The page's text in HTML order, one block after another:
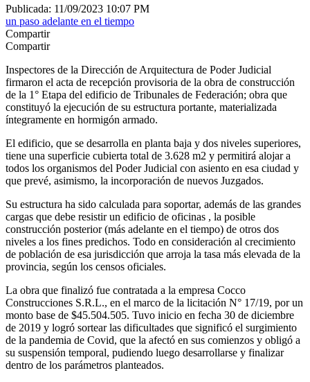
Publicada: 11/09/2023 10:07 PM
un paso adelante en el tiempo
Compartir
Compartir
Inspectores de la Dirección de Arquitectura de Poder Judicial
firmaron el acta de recepción provisoria de la obra de construcción
de la 1° Etapa del edificio de Tribunales de Federación; obra que
constituyó la ejecución de su estructura portante, materializada
íntegramente en hormigón armado.
El edificio, que se desarrolla en planta baja y dos niveles superiores,
tiene una superficie cubierta total de 3.628 m2 y permitirá alojar a
todos los organismos del Poder Judicial con asiento en esa ciudad y
que prevé, asimismo, la incorporación de nuevos Juzgados.
Su estructura ha sido calculada para soportar, además de las grandes
cargas que debe resistir un edificio de oficinas , la posible
construcción posterior (más adelante en el tiempo) de otros dos
niveles a los fines predichos. Todo en consideración al crecimiento
de población de esa jurisdicción que arroja la tasa más elevada de la
provincia, según los censos oficiales.
La obra que finalizó fue contratada a la empresa Cocco
Construcciones S.R.L., en el marco de la licitación N° 17/19, por un
monto base de $45.504.505. Tuvo inicio en fecha 30 de diciembre
de 2019 y logró sortear las dificultades que significó el surgimiento
de la pandemia de Covid, que la afectó en sus comienzos y obligó a
su suspensión temporal, pudiendo luego desarrollarse y finalizar
dentro de los parámetros planteados.